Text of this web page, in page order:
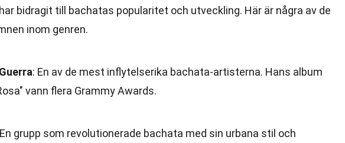
bidragit till bachatas popularitet och utveckling. Här är några av de
inom genren.
: En av de mest inflytelserika bachata-artisterna. Hans album
vann flera Grammy Awards.
grupp som revolutionerade bachata med sin urbana stil och